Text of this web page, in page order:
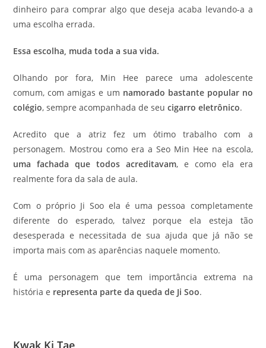
dinheiro para comprar algo que deseja acaba levando-a a
uma escolha errada.
Essa escolha, muda toda a sua vida.
Olhando por fora, Min Hee parece uma adolescente
comum, com amigas e um namorado bastante popular no
colégio, sempre acompanhada de seucigarro eletrônico.
Acredito que a atriz fez um ótimo trabalho com a
personagem. Mostrou como era a Seo Min Hee na escola,
uma fachada que todos acreditavam, e como ela era
realmente fora da sala de aula.
Com o próprio Ji Soo ela é uma pessoa completamente
diferente do esperado, talvez porque ela esteja tão
desesperada e necessitada de sua ajuda que já não se
importa mais com as aparências naquele momento.
É uma personagem que tem importância extrema na
história e representa parte da queda de Ji Soo.